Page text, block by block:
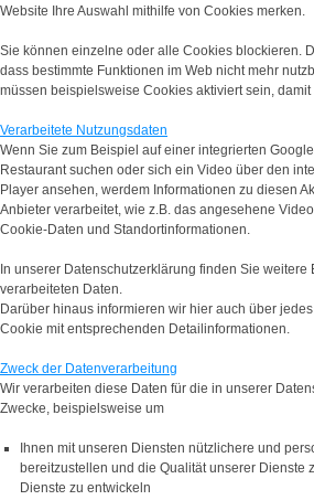
Website Ihre Auswahl mithilfe von Cookies merken.
Sie können einzelne oder alle Cookies blockieren.
dass bestimmte Funktionen im Web nicht mehr
müssen beispielsweise Cookies aktiviert sein, damit
Verarbeitete Nutzungsdaten
Wenn Sie zum Beispiel auf einer integrierten
Restaurant suchen oder sich ein Video über den
Player ansehen, werdem Informationen zu diesen
Anbieter verarbeitet, wie z.B. das angesehene
Cookie-Daten und Standortinformationen.
In unserer Datenschutzerklärung finden Sie
verarbeiteten Daten.
Darüber hinaus informieren wir hier auch über
Cookie mit entsprechenden Detailinformationen.
Zweck der Datenverarbeitung
Wir verarbeiten diese Daten für die in unserer
Zwecke, beispielsweise um
Ihnen mit unseren Diensten nützlichere und
bereitzustellen und die Qualität unserer Dienste
Dienste zu entwickeln